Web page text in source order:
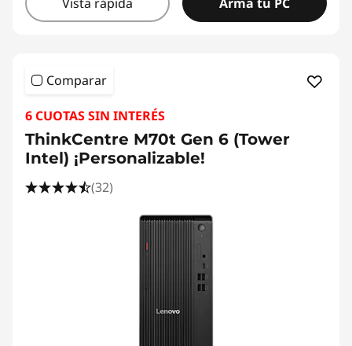
Comparar
6 CUOTAS SIN INTERÉS
ThinkCentre M70t Gen 6 (Tower
Intel) ¡Personalizable!
(32)